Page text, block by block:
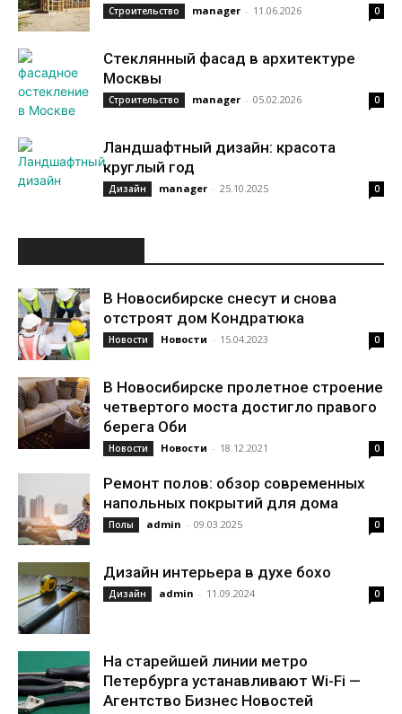
Строительство manager - 11.06.2026 0
Стеклянный фасад в архитектуре
Москвы
Строительство manager - 05.02.2026 0
Ландшафтный дизайн: красота
круглый год
Дизайн manager - 25.10.2025 0
В Новосибирске снесут и снова
отстроят дом Кондратюка
Новости Новости - 15.04.2023 0
В Новосибирске пролетное строение
четвертого моста достигло правого
берега Оби
Новости Новости - 18.12.2021 0
Ремонт полов: обзор современных
напольных покрытий для дома
Полы admin - 09.03.2025 0
Дизайн интерьера в духе бохо
Дизайн admin - 11.09.2024 0
На старейшей линии метро
Петербурга устанавливают Wi-Fi —
Агентство Бизнес Новостей